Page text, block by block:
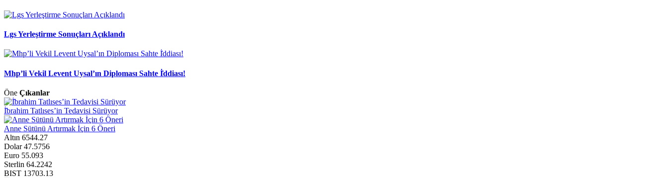
Lgs Yerleştirme Sonuçları Açıklandı
Mhp’li Vekil Levent Uysal’ın Diploması Sahte İ̇ddiası!
Öne Çıkanlar
İ̇brahim Tatlıses’in Tedavisi Sürüyor
Anne Sütünü Artırmak İçin 6 Öneri
Altın 6544.27
Dolar47.5756
Euro 55.093
Sterlin 64.2242
BIST 13703.13